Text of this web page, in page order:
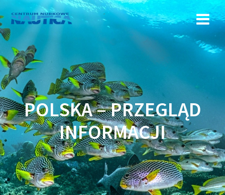
Przejdź
do
treści
POLSKA – PRZEGLĄD
INFORMACJI